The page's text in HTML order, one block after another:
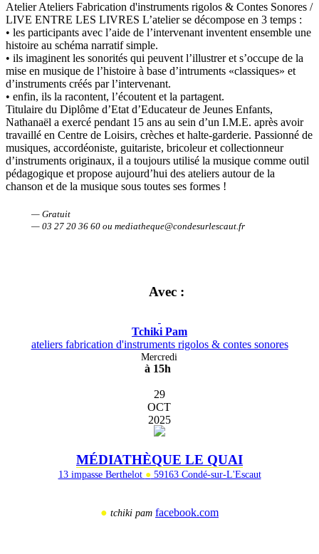
Atelier Ateliers Fabrication d'instruments rigolos & Contes Sonores /
LIVE ENTRE LES LIVRES L’atelier se décompose en 3 temps :
• les participants avec l’aide de l’intervenant inventent ensemble une
histoire au schéma narratif simple.
• ils imaginent les sonorités qui peuvent l’illustrer et s’occupe de la
mise en musique de l’histoire à base d’intruments «classiques» et
d’instruments créés par l’intervenant.
• enfin, ils la racontent, l’écoutent et la partagent.
Titulaire du Diplôme d’Etat d’Educateur de Jeunes Enfants,
Nathanaël a exercé pendant 15 ans au sein d’un I.M.E. après avoir
travaillé en Centre de Loisirs, crèches et halte-garderie. Passionné de
musiques, accordéoniste, guitariste, bricoleur et collectionneur
d’instruments originaux, il a toujours utilisé la musique comme outil
pédagogique et propose aujourd’hui des ateliers autour de la
chanson et de la musique sous toutes ses formes !
— Gratuit
— 03 27 20 36 60 ou mediatheque@condesurlescaut.fr
Avec :
Tchiki Pam
ateliers fabrication d'instruments rigolos & contes sonores
Mercredi
à 15h
29
OCT
2025
MÉDIATHÈQUE LE QUAI
13 impasse Berthelot ●59163 Condé-sur-L'Escaut
● tchiki pam facebook.com